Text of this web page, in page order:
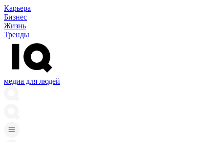
Карьера
Бизнес
Жизнь
Тренды
медиа для людей